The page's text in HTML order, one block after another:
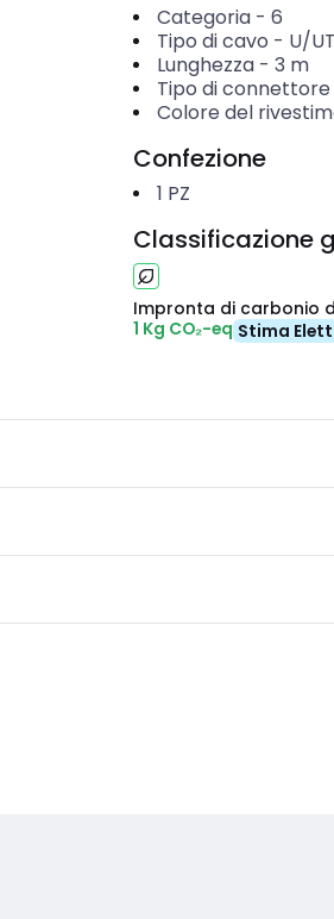
Categoria- 6
Tipo di cavo - U/
Lunghezza- 3 m
Tipo di
Colore del
Confezione
1 PZ
Classificazione
Impronta di carbonio
1 Kg CO₂-eq Stima